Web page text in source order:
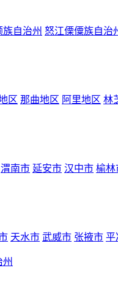
自治州 怒江傈僳族自治
区 那曲地区 阿里地区 林
渭南市 延安市 汉中市 榆林
天水市 武威市 张掖市 平